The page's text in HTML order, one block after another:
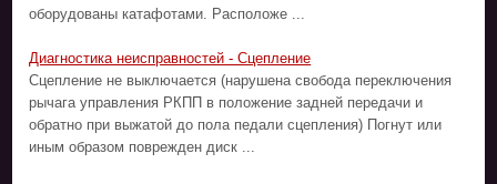
оборудованы катафотами. Расположе ...
Диагностика неисправностей - Сцепление
Сцепление не выключается (нарушена свобода переключения
рычага управления РКПП в положение задней передачи и
обратно при выжатой до пола педали сцепления) Погнут или
иным образом поврежден диск ...